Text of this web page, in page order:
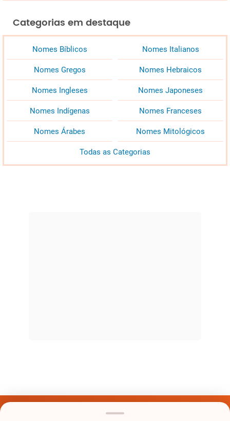
Categorias em destaque
Nomes Bíblicos Nomes Italianos
Nomes Gregos Nomes Hebraicos
Nomes Ingleses Nomes Japoneses
Nomes Indígenas Nomes Franceses
Nomes Árabes Nomes Mitológicos
Todas as Categorias